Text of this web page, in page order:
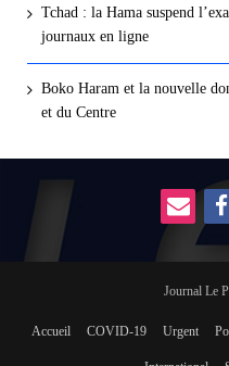
Tchad : la Hama suspend
journaux en ligne
Boko Haram et la nouvelle
et du Centre
Journal Le
Accueil COVID-19 Urgent